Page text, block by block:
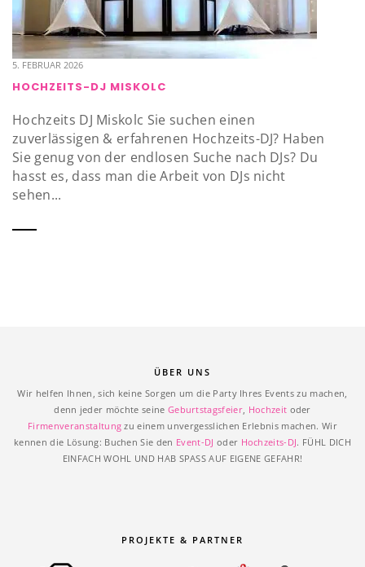
5. FEBRUAR 2026
HOCHZEITS-DJ MISKOLC
Hochzeits DJ Miskolc Sie suchen einen
zuverlässigen & erfahrenen Hochzeits-DJ? Haben
Sie genug von der endlosen Suche nach DJs? Du
hasst es, dass man die Arbeit von DJs nicht
sehen...
ÜBER UNS
Wir helfen Ihnen, sich keine Sorgen um die Party Ihres Events zu machen,
denn jeder möchte seine Geburtstagsfeier, Hochzeit oder
Firmenveranstaltung zu einem unvergesslichen Erlebnis machen. Wir
kennen die Lösung: Buchen Sie den Event-DJ oder Hochzeits-DJ. FÜHL DICH
EINFACH WOHL UND HAB SPASS AUF EIGENE GEFAHR!
PROJEKTE & PARTNER